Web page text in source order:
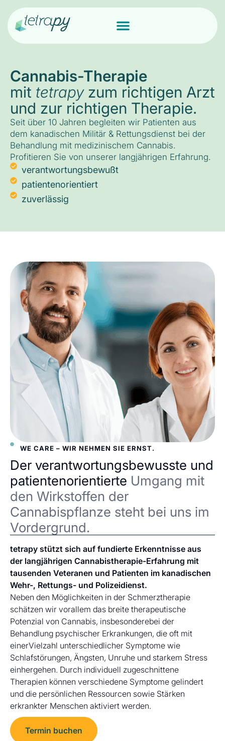
Cannabis-Therapie
mit tetrapyzum richtigen Arzt
und zur richtigen Therapie.
Seit über 10 Jahren begleiten wir Patienten aus
dem kanadischen Militär & Rettungsdienst bei der
Behandlung mit medizinischem Cannabis.
Profitieren Sie von unserer langjährigen Erfahrung.
verantwortungsbewußt
patientenorientiert
zuverlässig
WE CARE – WIR NEHMEN SIE ERNST.
Der verantwortungsbewusste und
patientenorientierte Umgang mit
den Wirkstoffen der
Cannabispflanze steht bei uns im
Vordergrund.
tetrapy stützt sich auf fundierte Erkenntnisse aus
der langjährigen Cannabistherapie-Erfahrung mit
tausenden Veteranen und Patienten im kanadischen
Wehr-, Rettungs- und Polizeidienst.
Neben den Möglichkeiten in der Schmerztherapie
schätzen wir vorallem das breite therapeutische
Potenzial von Cannabis, insbesonderebei der
Behandlung psychischer Erkrankungen, die oft mit
einerVielzahl unterschiedlicher Symptome wie
Schlafstörungen, Ängsten, Unruhe und starkem Stress
einhergehen. Durch individuell zugeschnittene
Therapien können verschiedene Symptome gelindert
und die persönlichen Ressourcen sowie Stärken
erkrankter Menschen aktiviert werden.
Termin buchen